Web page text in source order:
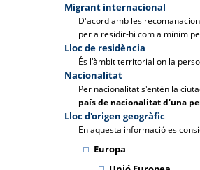
Migrant internacional
D'acord amb les
per a residir-hi com a mínim
Lloc de residència
És l'àmbit territorial on la
Nacionalitat
Per nacionalitat s'entén la
país de nacionalitat d'una
Lloc d'origen geogràfic
En aquesta informació es
Europa